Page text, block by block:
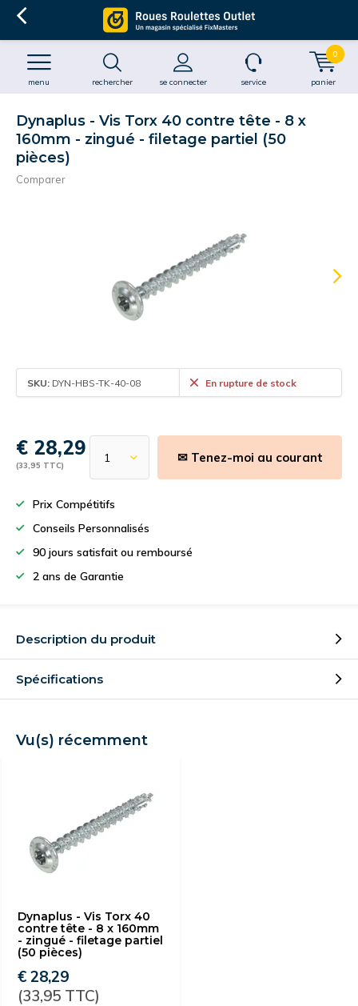
rechercher se connecter
menu service panier
0
Dynaplus - Vis Torx 40 contre tête - 8 x
160mm - zingué - filetage partiel (50
pièces)
Comparer
SKU: DYN-HBS-TK-40-08 En rupture de stock
€ 28,29
(33,95 TTC)
✉ Tenez-moi au courant
Prix Compétitifs
Conseils Personnalisés
90 jours satisfait ou remboursé
2 ans de Garantie
Description du produit
Spécifications
Vu(s) récemment
Dynaplus - Vis Torx 40
contre tête - 8 x 160mm
- zingué - filetage partiel
(50 pièces)
€ 28,29
(33,95 TTC)